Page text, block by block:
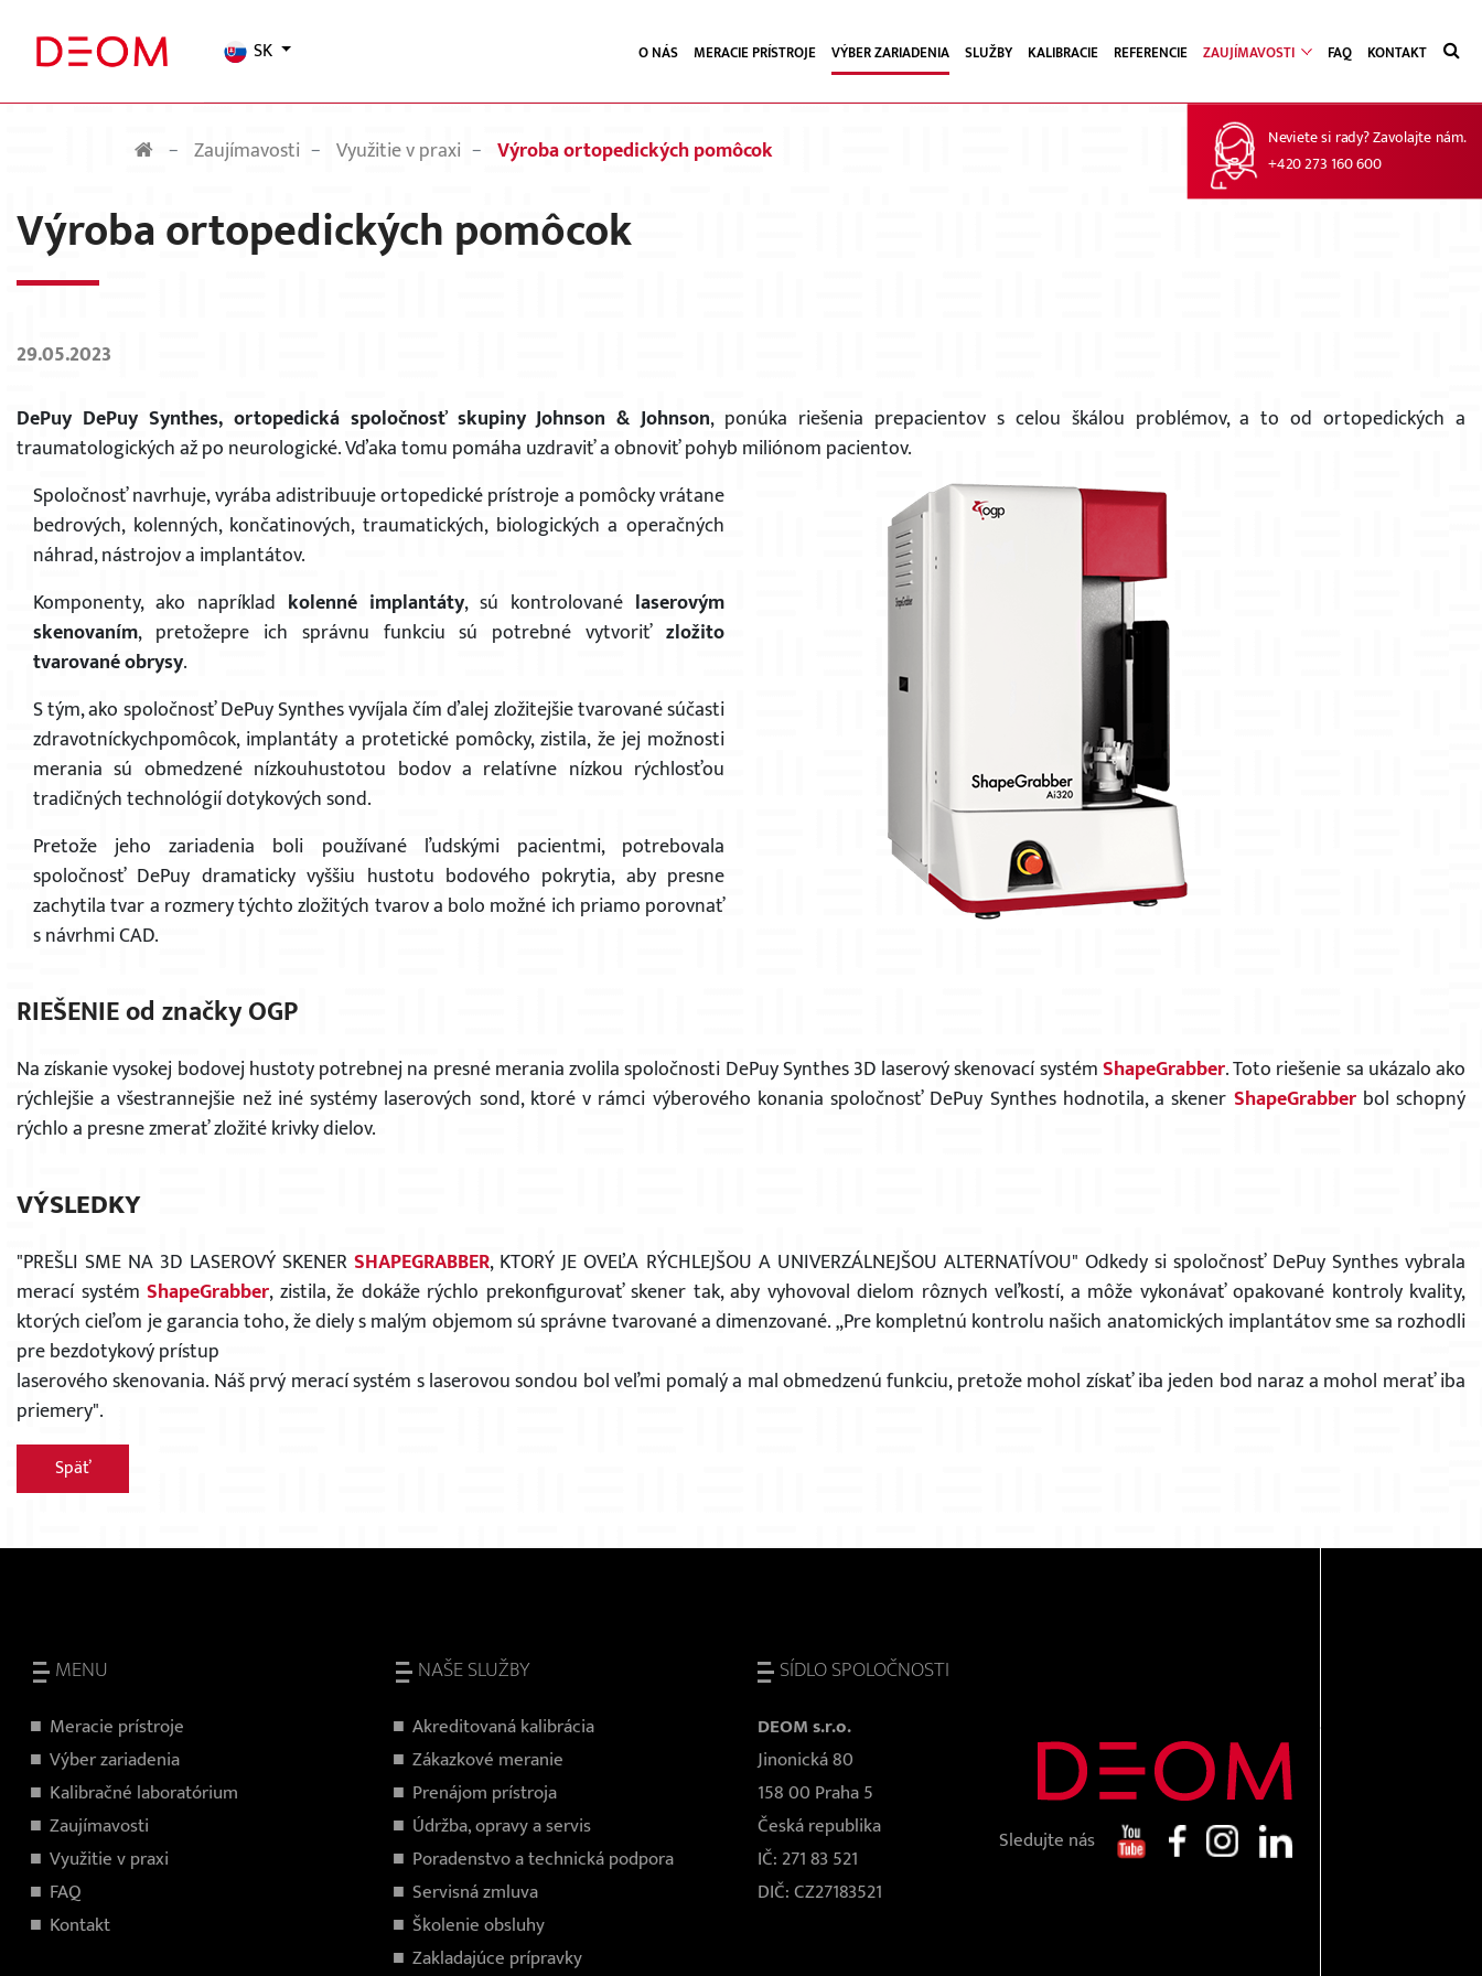
Neviete si rady? Zavolajte nám.
+420 273 160 600
×
SK O NÁS MERACIE PRÍSTROJE VÝBER ZARIADENIA SLUŽBY KALIBRACIE REFERENCIE ZAUJÍMAVOSTI FAQ KONTAKT
Zaujímavosti Využitie v praxi Výroba ortopedických pomôcok
Výroba ortopedických pomôcok
29.05.2023
DePuy DePuy Synthes, ortopedická spoločnosť skupiny Johnson & Johnson, ponúka riešenia prepacientov s celou škálou problémov, a to od ortopedických a
traumatologických až po neurologické. Vďaka tomu pomáha uzdraviť a obnoviť pohyb miliónom pacientov.
Spoločnosť navrhuje, vyrába adistribuuje ortopedické prístroje a pomôcky vrátane
bedrových, kolenných, končatinových, traumatických, biologických a operačných
náhrad, nástrojov a implantátov.
Komponenty, ako napríklad kolenné implantáty, sú kontrolované laserovým
skenovaním, pretožepre ich správnu funkciu sú potrebné vytvoriť zložito
tvarované obrysy.
S tým, ako spoločnosť DePuy Synthes vyvíjala čím ďalej zložitejšie tvarované súčasti
zdravotníckychpomôcok, implantáty a protetické pomôcky, zistila, že jej možnosti
merania sú obmedzené nízkouhustotou bodov a relatívne nízkou rýchlosťou
tradičných technológií dotykových sond.
Pretože jeho zariadenia boli používané ľudskými pacientmi, potrebovala
spoločnosť DePuy dramaticky vyššiu hustotu bodového pokrytia, aby presne
zachytila ​​tvar a rozmery týchto zložitých tvarov a bolo možné ich priamo porovnať
s návrhmi CAD.
RIEŠENIE od značky OGP
Na získanie vysokej bodovej hustoty potrebnej na presné merania zvolila spoločnosti DePuy Synthes 3D laserový skenovací systémShapeGrabber. Toto riešenie sa ukázalo ako
rýchlejšie a všestrannejšie než iné systémy laserových sond, ktoré v rámci výberového konania spoločnosť DePuy Synthes hodnotila, a skener ShapeGrabberbol schopný
rýchlo a presne zmerať zložité krivky dielov.
VÝSLEDKY
"PREŠLI SME NA 3D LASEROVÝ SKENERSHAPEGRABBER, KTORÝ JE OVEĽA RÝCHLEJŠOU A UNIVERZÁLNEJŠOU ALTERNATÍVOU" Odkedy si spoločnosť DePuy Synthes vybrala
merací systém ShapeGrabber, zistila, že dokáže rýchlo prekonfigurovať skener tak, aby vyhovoval dielom rôznych veľkostí, a môže vykonávať opakované kontroly kvality,
ktorých cieľom je garancia toho, že diely s malým objemom sú správne tvarované a dimenzované. „Pre kompletnú kontrolu našich anatomických implantátov sme sa rozhodli
pre bezdotykový prístup
laserového skenovania. Náš prvý merací systém s laserovou sondou bol veľmi pomalý a mal obmedzenú funkciu, pretože mohol získať iba jeden bod naraz a mohol merať iba
priemery".
Späť
MENU
Meracie prístroje
Výber zariadenia
Kalibračné laboratórium
Zaujímavosti
Využitie v praxi
FAQ
Kontakt
NAŠE SLUŽBY
Akreditovaná kalibrácia
Zákazkové meranie
Prenájom prístroja
Údržba, opravy a servis
Poradenstvo a technická podpora
Servisná zmluva
Školenie obsluhy
Zakladajúce prípravky
SÍDLO SPOLOČNOSTI
DEOM s.r.o.
Jinonická 80
158 00 Praha 5
Česká republika
IČ: 271 83 521
DIČ: CZ27183521
Sledujte nás